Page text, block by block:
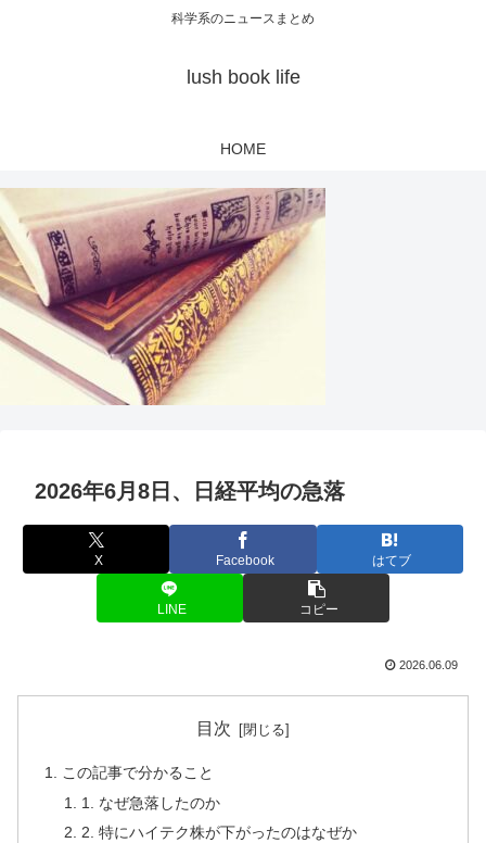
科学系のニュースまとめ
lush book life
HOME
2026年6月8日、日経平均の急落
X Facebook はてブ
LINE コピー
2026.06.09
目次
この記事で分かること
1. なぜ急落したのか
2. 特にハイテク株が下がったのはなぜか